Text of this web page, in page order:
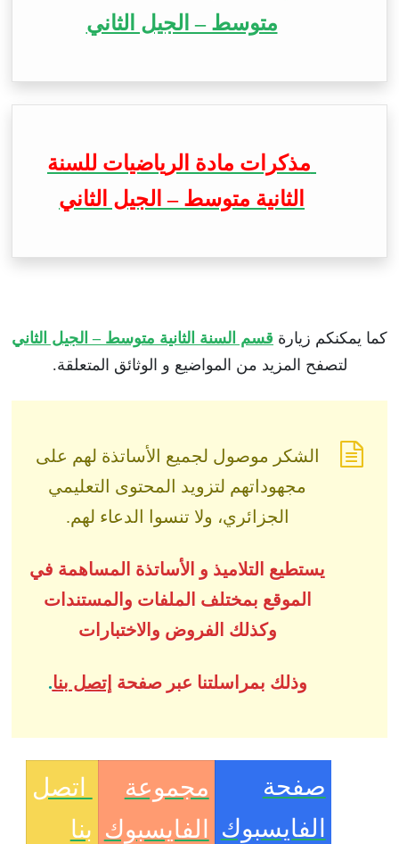
متوسط – الجيل الثاني
مذكرات مادة الرياضيات للسنة
الثانية متوسط – الجيل الثاني
كما يمكنكم زيارة قسم السنة الثانية متوسط – الجيل الثاني
لتصفح المزيد من المواضيع و الوثائق المتعلقة.
الشكر موصول لجميع الأساتذة لهم على
مجهوداتهم لتزويد المحتوى التعليمي
الجزائري، ولا تنسوا الدعاء لهم.
يستطيع التلاميذ و الأساتذة المساهمة في
الموقع بمختلف الملفات والمستندات
وكذلك الفروض والاختبارات
وذلك بمراسلتنا عبر صفحة إتصل بنا.
صفحة
الفايسبوك
مجموعة
الفايسبوك
اتصل
بنا